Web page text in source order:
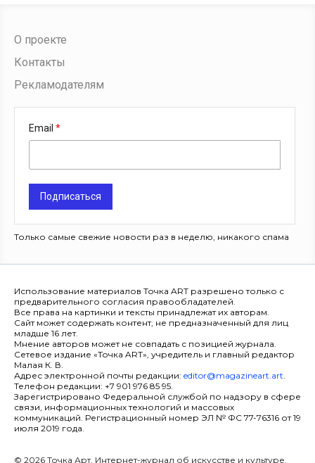
О проекте
Контакты
Рекламодателям
Email
Подписаться
Только самые свежие новости раз в неделю, никакого спама
Использование материалов Точка ART разрешено только с
предварительного согласия правообладателей.
Все права на картинки и тексты принадлежат их авторам.
Сайт может содержать контент, не предназначенный для лиц
младше 16 лет.
Мнение авторов может не совпадать с позицией журнала.
Сетевое издание «Точка ART», учредитель и главный редактор
Малая К. В.
Адрес электронной почты редакции: editor@magazineart.art.
Телефон редакции: +7 901 976 85 95.
Зарегистрировано Федеральной службой по надзору в сфере
связи, информационных технологий и массовых
коммуникаций. Регистрационный номер ЭЛ № ФС 77-76316 от 19
июля 2019 года.
© 2026 Точка Арт. Интернет-журнал об искусстве и культуре.